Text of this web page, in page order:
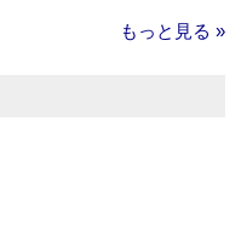
もっと見る »